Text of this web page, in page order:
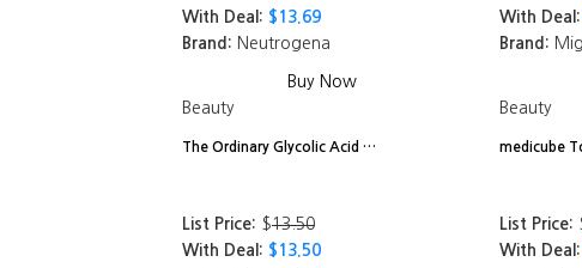
With Deal: $13.69
Brand: Neutrogena
Buy Now
With Deal:
Brand:
Beauty
The Ordinary Glycolic Acid …
List Price: $13.50
With Deal: $13.50
Beauty
medicube
List Price:
With Deal: